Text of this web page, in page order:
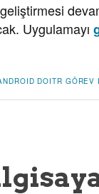
Uygulamayı
DOITR GÖREV